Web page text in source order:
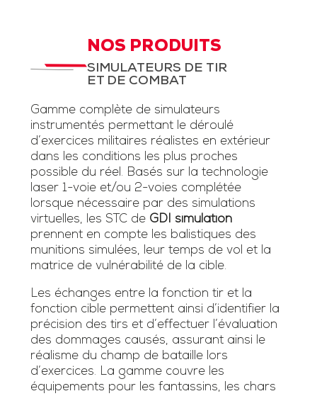
NOS PRODUITS
SIMULATEURS DE TIR
ET DE COMBAT
Gamme complète de simulateurs
instrumentés permettant le déroulé
d’exercices militaires réalistes en extérieur
dans les conditions les plus proches
possible du réel. Basés sur la technologie
laser 1-voie et/ou 2-voies complétée
lorsque nécessaire par des simulations
virtuelles, les STC de GDI simulation
prennent en compte les balistiques des
munitions simulées, leur temps de vol et la
matrice de vulnérabilité de la cible.
Les échanges entre la fonction tir et la
fonction cible permettent ainsi d’identifier la
précision des tirs et d’effectuer l’évaluation
des dommages causés, assurant ainsi le
réalisme du champ de bataille lors
d’exercices. La gamme couvre les
équipements pour les fantassins, les chars